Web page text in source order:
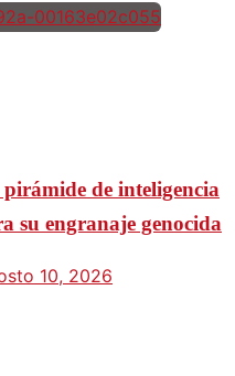
de inteligencia
su engranaje genocida
10, 2026